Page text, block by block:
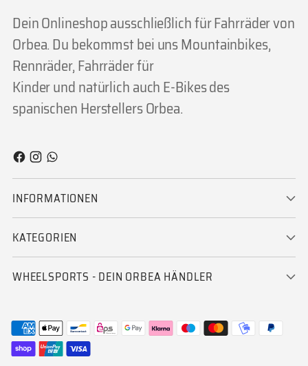
Dein Onlineshop ausschließlich für Fahrräder von
Orbea. Du bekommst bei uns Mountainbikes,
Rennräder, Fahrräder für
Kinder und natürlich auch E-Bikes des
spanischen Herstellers Orbea.
INFORMATIONEN
KATEGORIEN
WHEELSPORTS - DEIN ORBEA HÄNDLER